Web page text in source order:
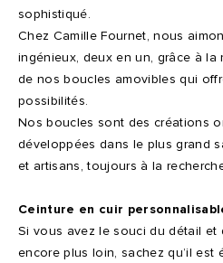
sophistiqué.
Chez Camille Fournet, nous
ingénieux, deux en un, grâce à la
de nos boucles amovibles qui
possibilités.
Nos boucles sont des créations
développées dans le plus grand
et artisans, toujours à la
Ceinture en cuir
Si vous avez le souci du détail et
encore plus loin, sachez qu’il est